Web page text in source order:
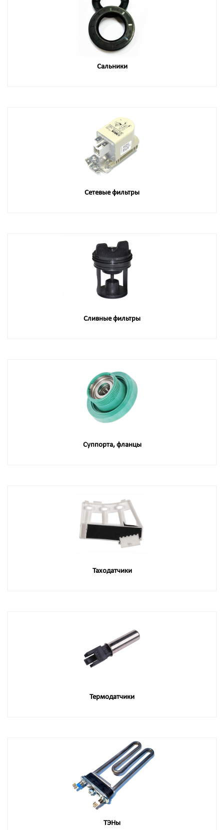
Сальники
Сетевые фильтры
Сливные фильтры
Суппорта, фланцы
Таходатчики
Термодатчики
ТЭНы